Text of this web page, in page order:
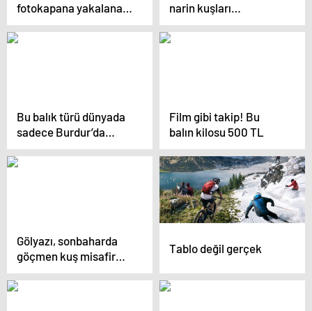
fotokapana yakalanan
anlar hayrete düşürdü
narin kuşları
flamingolar
Bu balık türü dünyada
sadece Burdur’da
yaşıyor! Nesli
tükenmek üzere
Film gibi takip! Bu
balın kilosu 500 TL
Gölyazı, sonbaharda
göçmen kuş misafir
ediyor
Tablo değil gerçek